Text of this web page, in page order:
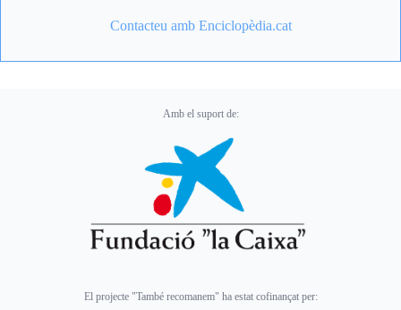
Contacteu amb Enciclopèdia.cat
Amb el suport de:
El projecte "També recomanem" ha estat cofinançat per: